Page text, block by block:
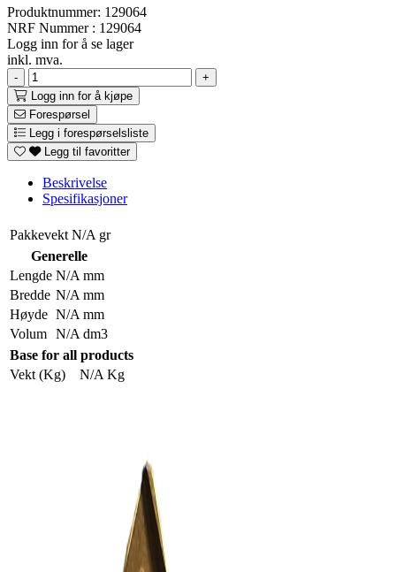
Produktnummer: 129064
NRF Nummer : 129064
Logg inn for å se lager
inkl. mva.
-
+
Logg inn for å kjøpe
Forespørsel
Legg i forespørselsliste
Legg til favoritter
Beskrivelse
Spesifikasjoner
Pakkevekt N/A gr
Generelle
Lengde N/A mm
Bredde N/A mm
Høyde N/A mm
Volum N/A dm3
Base for all products
Vekt (Kg)
N/A Kg